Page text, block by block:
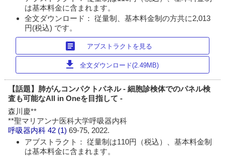
は基本料金に含まれます。
全文ダウンロード： 従量制、基本料金制の方共に2,013
円(税込) です。
article アブストラクトを見る
download 全文ダウンロード(2.49MB)
【話題】肺がんコンパクトパネル - 細胞診検体でのパネル検
査も可能なAll in Oneを目指して -
森川慶**
**聖マリアンナ医科大学呼吸器内科
呼吸器内科 42 (1)69-75, 2022.
アブストラクト： 従量制は110円（税込）、基本料金制
は基本料金に含まれます。